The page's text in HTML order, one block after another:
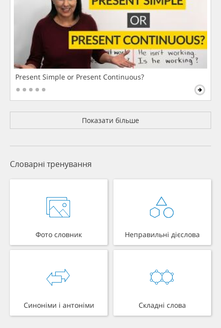
Present Simple or Present Continuous?
Показати більше
Словарні тренування
Фото словник Неправильні дієслова
Синоніми і антоніми Складні слова